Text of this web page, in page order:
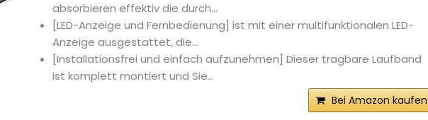
absorbieren effektiv die durch...
[LED-Anzeige und Fernbedienung] ist mit einer multifunktionalen LED-
Anzeige ausgestattet, die...
[Installationsfrei und einfach aufzunehmen] Dieser tragbare Laufband
ist komplett montiert und Sie...
Bei Amazon kaufen